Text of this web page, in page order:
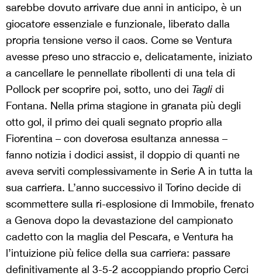
sarebbe dovuto arrivare due anni in anticipo, è un
giocatore essenziale e funzionale, liberato dalla
propria tensione verso il caos. Come se Ventura
avesse preso uno straccio e, delicatamente, iniziato
a cancellare le pennellate ribollenti di una tela di
Pollock per scoprire poi, sotto, uno dei Tagli di
Fontana. Nella prima stagione in granata più degli
otto gol, il primo dei quali segnato proprio alla
Fiorentina – con doverosa esultanza annessa –
fanno notizia i dodici assist, il doppio di quanti ne
aveva serviti complessivamente in Serie A in tutta la
sua carriera. L’anno successivo il Torino decide di
scommettere sulla ri-esplosione di Immobile, frenato
a Genova dopo la devastazione del campionato
cadetto con la maglia del Pescara, e Ventura ha
l’intuizione più felice della sua carriera: passare
definitivamente al 3-5-2 accoppiando proprio Cerci